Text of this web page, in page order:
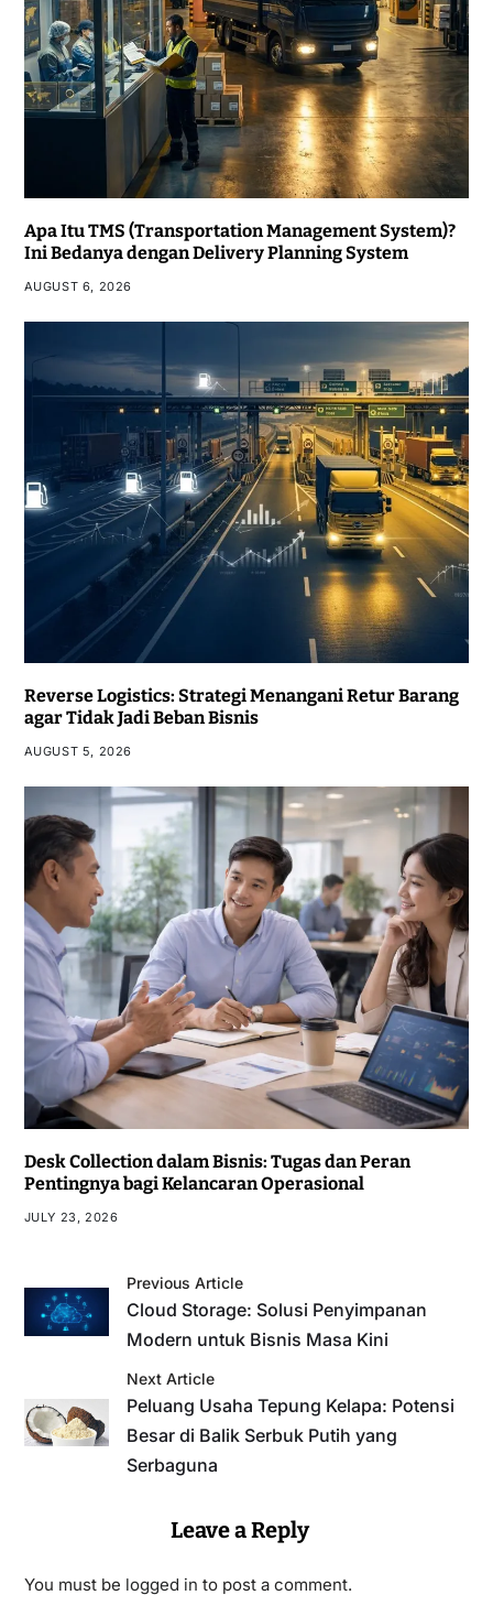
Apa Itu TMS (Transportation Management System)?
Ini Bedanya dengan Delivery Planning System
AUGUST 6, 2026
Reverse Logistics: Strategi Menangani Retur Barang
agar Tidak Jadi Beban Bisnis
AUGUST 5, 2026
Desk Collection dalam Bisnis: Tugas dan Peran
Pentingnya bagi Kelancaran Operasional
JULY 23, 2026
Previous Article
Cloud Storage: Solusi Penyimpanan
Modern untuk Bisnis Masa Kini
Next Article
Peluang Usaha Tepung Kelapa: Potensi
Besar di Balik Serbuk Putih yang
Serbaguna
Leave a Reply
You must be logged in to post a comment.